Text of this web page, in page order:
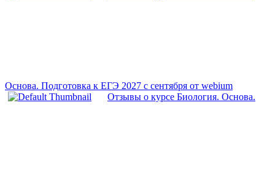
Основа. Подготовка к ЕГЭ 2027 с сентября от webium
Отзывы о курсе Биология. Основа.